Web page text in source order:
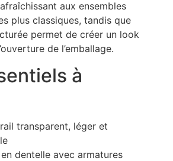
aux ensembles
plus classiques, tandis que
permet de créer un look
de l’emballage.
à
transparent, léger et
dentelle avec armatures